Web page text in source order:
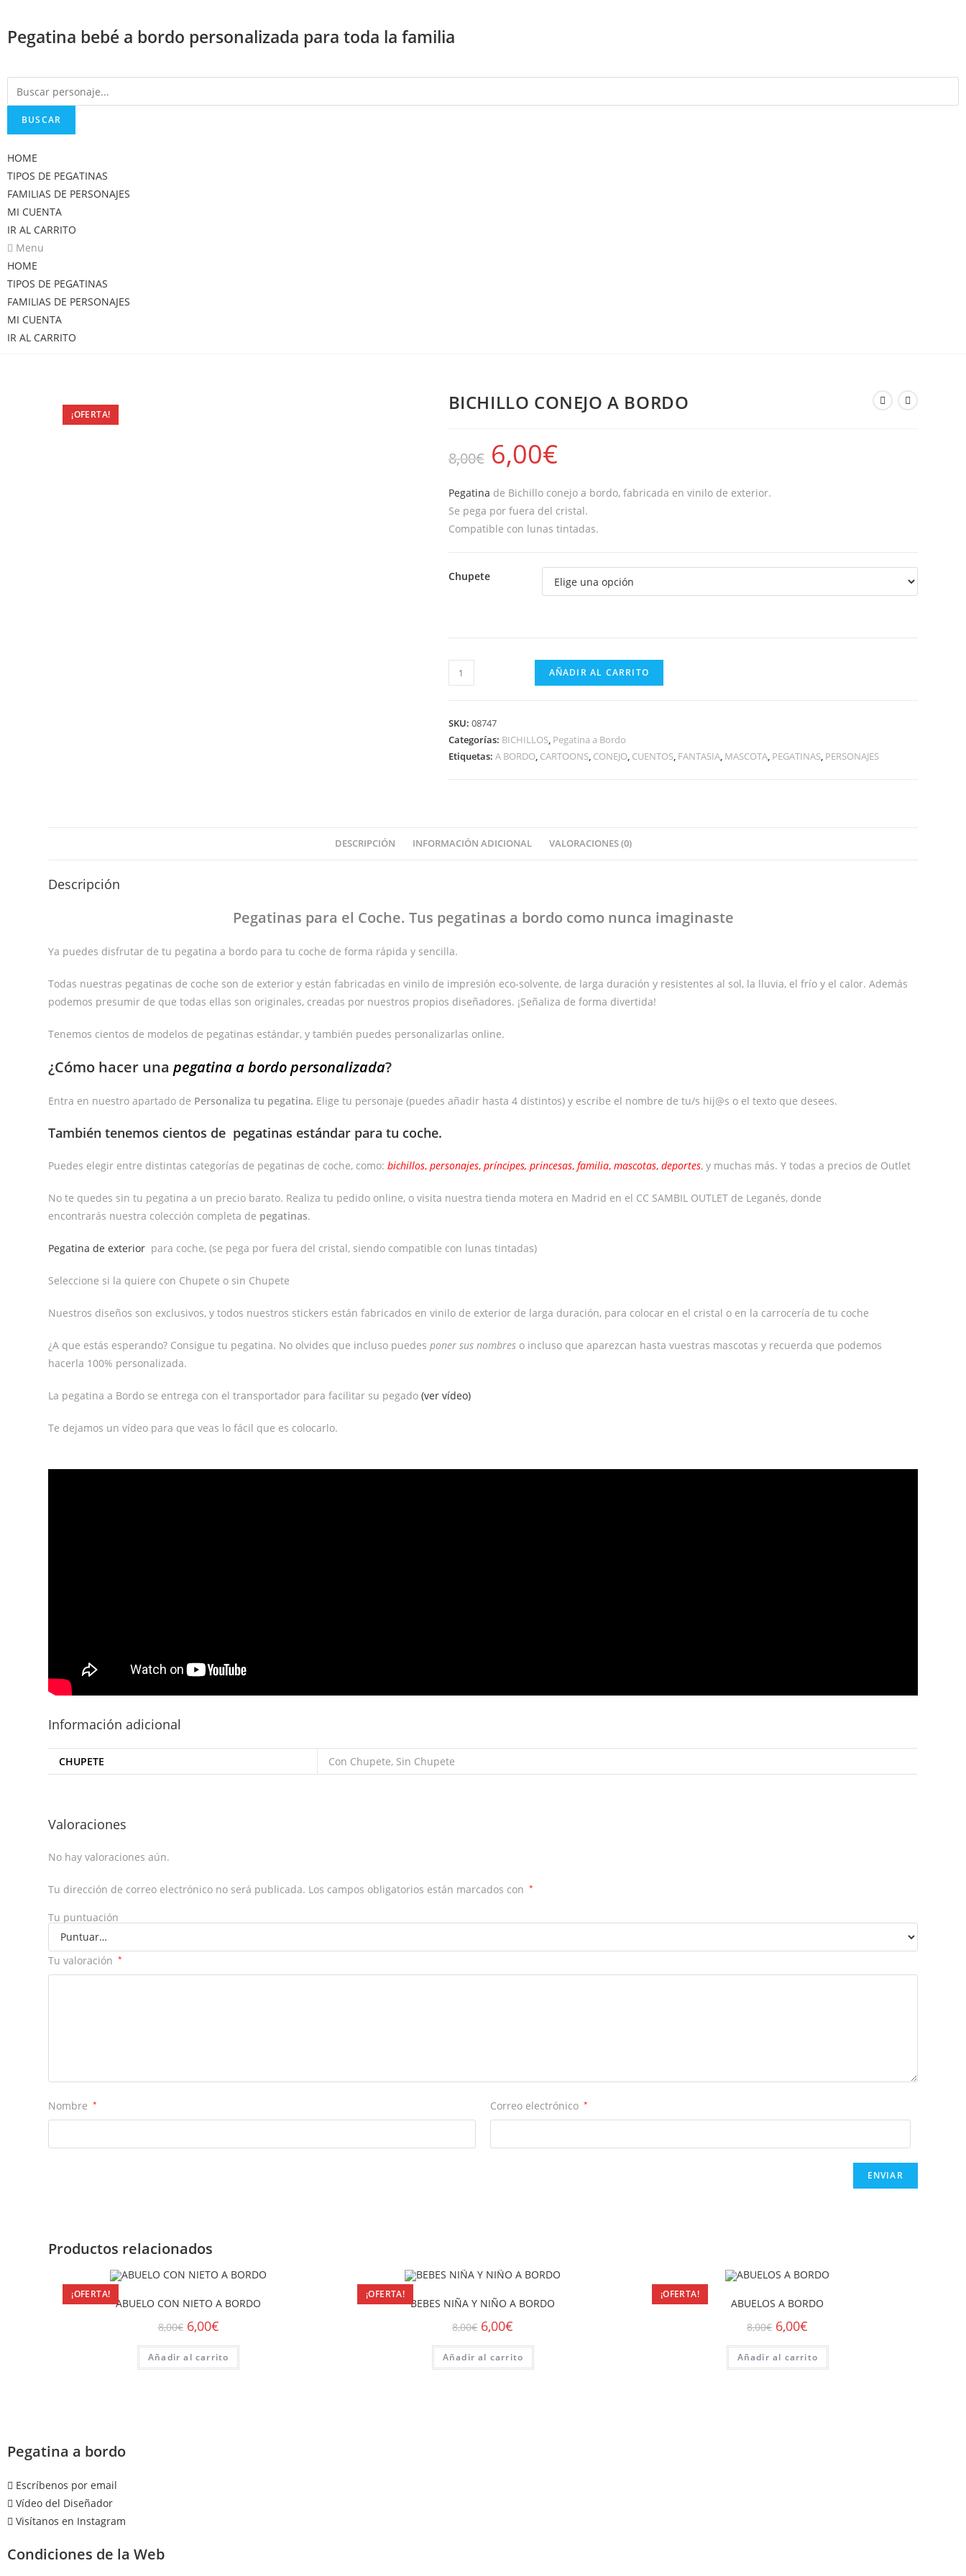
contenido
Pegatina bebé a bordo personalizada para toda la familia
BUSCAR
HOME
TIPOS DE PEGATINAS
FAMILIAS DE PERSONAJES
MI CUENTA
IR AL CARRITO
Menu
HOME
TIPOS DE PEGATINAS
FAMILIAS DE PERSONAJES
MI CUENTA
IR AL CARRITO
¡OFERTA!
BICHILLO CONEJO A BORDO
8,00€ 6,00€
Pegatina de Bichillo conejo a bordo, fabricada en vinilo de exterior.
Se pega por fuera del cristal.
Compatible con lunas tintadas.
Chupete
BICHILLO
CONEJO
BORDO
cantidad
AÑADIR AL CARRITO
SKU: 08747
Categorías: BICHILLOS, Pegatina a Bordo
Etiquetas: A BORDO, CARTOONS, CONEJO, CUENTOS, FANTASIA, MASCOTA, PEGATINAS, PERSONAJES
DESCRIPCIÓN INFORMACIÓN ADICIONAL VALORACIONES (0)
Descripción
Pegatinas para el Coche. Tus pegatinas a bordocomo nunca imaginaste
Ya puedes disfrutar de tu pegatina a bordo para tu coche de forma rápida y sencilla.
Todas nuestras pegatinas de coche son de exterior y están fabricadas en vinilo de impresión eco-solvente, de larga duración y resistentes al sol, la lluvia, el frío y el calor. Además
podemos presumir de que todas ellas son originales, creadas por nuestros propios diseñadores. ¡Señaliza de forma divertida!
Tenemos cientos de modelos de pegatinas estándar, y también puedes personalizarlas online.
¿Cómo hacer unapegatina a bordo personalizada?
Entra en nuestro apartado de Personaliza tu pegatina. Elige tu personaje (puedes añadir hasta 4 distintos) y escribe el nombre de tu/s hij@s o el texto que desees.
También tenemos cientos de pegatinas estándar para tu coche.
Puedes elegir entre distintas categorías de pegatinas de coche, como:bichillos,personajes,príncipes,princesas,familia,mascotas,deportes, y muchas más. Y todas a precios de Outlet
No te quedes sin tu pegatina a un precio barato. Realiza tu pedido online, o visita nuestra tienda motera en Madrid en el CC SAMBIL OUTLET de Leganés, donde
encontrarás nuestra colección completa de pegatinas.
Pegatina de exterior para coche, (se pega por fuera del cristal, siendo compatible con lunas tintadas)
Seleccione si la quiere con Chupete o sin Chupete
Nuestros diseños son exclusivos, y todos nuestros stickers están fabricados en vinilo de exterior de larga duración, para colocar en el cristal o en la carrocería de tu coche
¿A que estás esperando? Consigue tu pegatina. No olvides que incluso puedesponer sus nombres o incluso que aparezcan hasta vuestras mascotas y recuerda que podemos
hacerla 100% personalizada.
La pegatina a Bordo se entrega con el transportador para facilitar su pegado(ver vídeo)
Te dejamos un vídeo para que veas lo fácil que es colocarlo.
Información adicional
CHUPETE Con Chupete, Sin Chupete
Valoraciones
No hay valoraciones aún.
Tu dirección de correo electrónico no será publicada. Los campos obligatorios están marcados con *
Tu puntuación
Tu valoración *
Nombre * Correo electrónico *
Productos relacionados
¡OFERTA!
ABUELO CON NIETO A BORDO
8,00€ 6,00€
Añadir al carrito
¡OFERTA!
BEBES NIÑA Y NIÑO A BORDO
8,00€ 6,00€
Añadir al carrito
¡OFERTA!
ABUELOS A BORDO
8,00€ 6,00€
Añadir al carrito
Pegatina a bordo
Escríbenos por email
Vídeo del Diseñador
Visítanos en Instagram
Condiciones de la Web